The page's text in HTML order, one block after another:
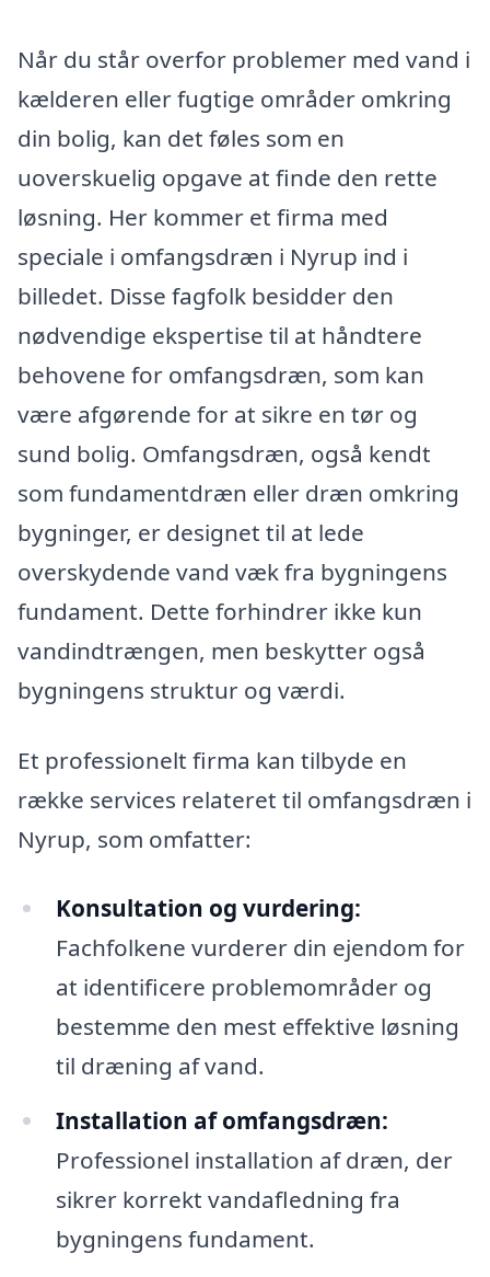
Når du står overfor problemer med vand i
kælderen eller fugtige områder omkring
din bolig, kan det føles som en
uoverskuelig opgave at finde den rette
løsning. Her kommer et firma med
speciale i omfangsdræn i Nyrup ind i
billedet. Disse fagfolk besidder den
nødvendige ekspertise til at håndtere
behovene for omfangsdræn, som kan
være afgørende for at sikre en tør og
sund bolig. Omfangsdræn, også kendt
som fundamentdræn eller dræn omkring
bygninger, er designet til at lede
overskydende vand væk fra bygningens
fundament. Dette forhindrer ikke kun
vandindtrængen, men beskytter også
bygningens struktur og værdi.
Et professionelt firma kan tilbyde en
række services relateret til omfangsdræn i
Nyrup, som omfatter:
Konsultation og vurdering:
Fachfolkene vurderer din ejendom for
at identificere problemområder og
bestemme den mest effektive løsning
til dræning af vand.
Installation af omfangsdræn:
Professionel installation af dræn, der
sikrer korrekt vandafledning fra
bygningens fundament.